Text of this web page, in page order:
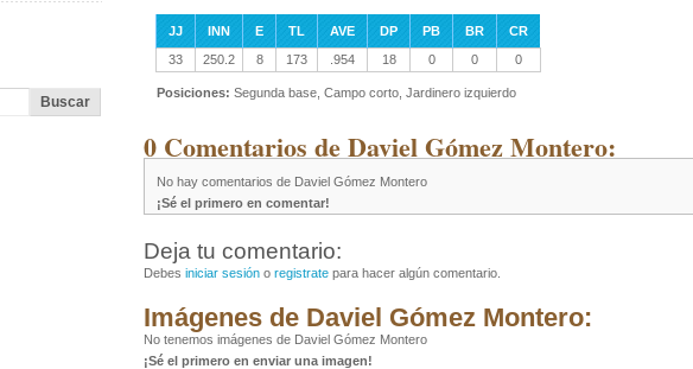
JJ INN E TL AVE DP PB BR
CR
33
250.2 8 173 .954 18 0 0 0
Posiciones: Segunda base, Campo corto, Jardinero izquierdo
0 Comentarios de Daviel Gómez Montero:
No hay comentarios de Daviel Gómez Montero
¡Sé el primero en comentar!
Deja tu comentario:
Debes iniciar sesión o registrate para hacer algún comentario.
Imágenes de Daviel Gómez Montero:
No tenemos imágenes de Daviel Gómez Montero
¡Sé el primero en enviar una imagen!